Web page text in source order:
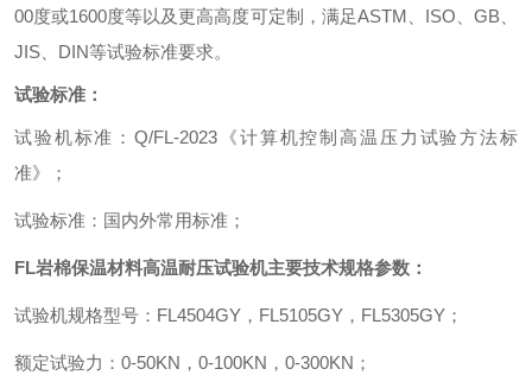
00度或1600度等以及更高高度可定制，满足ASTM ISO GB
JIS
DIN等试验标准要求。
试验标准：
试验机标准：Q/FL-2023 《计算机控制高温压力试验方法标
准》；
试验标准：国内外常用标准；
FL岩棉保温材料高温耐压试验机主要技术规格参数：
试验机规格型号： FL4504GY ， FL5105GY ， FL5305GY ；
额定试验力： 0-50KN ， 0-100KN ， 0-300KN ；